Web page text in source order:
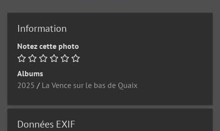
Information
Notez cette photo
Albums
2025 / La Vence sur le bas de Quaix
Données EXIF